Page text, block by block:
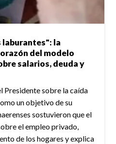
la
del modelo
salarios, deuda y
Presidente sobre la caída
un objetivo de su
sostuvieron que el
el empleo privado,
de los hogares y explica